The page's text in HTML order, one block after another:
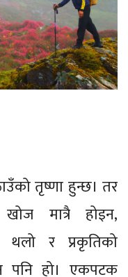
तृष्णा हुन्छ। तर
मात्रै होइन,
थलो र प्रकृतिको
पनि हो। एकपटक